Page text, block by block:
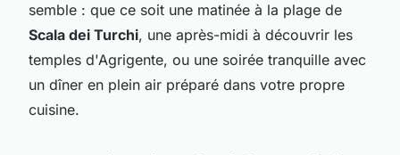
semble : que ce soit une matinée à la plage de
Scala dei Turchi, une après-midi à découvrir les
temples d'Agrigente, ou une soirée tranquille avec
un dîner en plein air préparé dans votre propre
cuisine.